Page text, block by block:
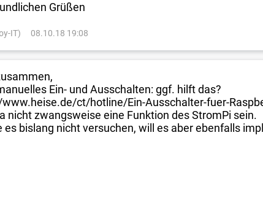
Grüßen
IT) 08.10.18 19:08
Ein- und Ausschalten: ggf. hilft das?
ct/hotline/Ein-Ausschalter-fuer-
nicht zwangsweise eine Funktion des StromPi sein.
es bislang nicht versuchen, will es aber ebenfalls